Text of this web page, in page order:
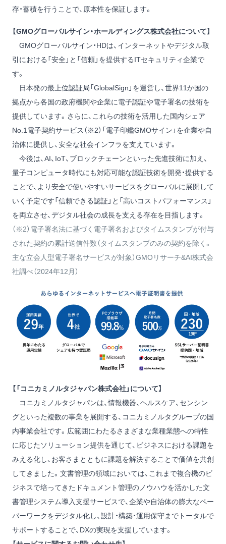
存・蓄積を行うことで、原本性を保証します。
【GMOグローバルサイン・ホールディングス株式会社について】
GMOグローバルサイン・HDは、インターネットやデジタル取
引における「安全」と「信頼」を提供するITセキュリティ企業で
す。
日本発の最上位認証局「GlobalSign」を運営し、世界11か国の
拠点から各国の政府機関や企業に電子認証や電子署名の技術を
提供しています。さらに、これらの技術を活用した国内シェア
No.1電子契約サービス（※2）「電子印鑑GMOサイン」を企業や自
治体に提供し、安全な社会インフラを支えています。
今後は、AI、IoT、ブロックチェーンといった先進技術に加え、
量子コンピュータ時代にも対応可能な認証技術を開発・提供する
ことで、より安全で使いやすいサービスをグローバルに展開して
いく予定です「信頼できる認証」と「高いコストパフォーマンス」
を両立させ、デジタル社会の成長を支える存在を目指します。
（※2）電子署名法に基づく電子署名およびタイムスタンプが付与
された契約の累計送信件数（タイムスタンプのみの契約を除く。
主な立会人型電子署名サービスが対象）GMOリサーチ&AI株式会
社調べ（2024年12月）
【「コニカミノルタジャパン株式会社」について】
コニカミノルタジャパンは、情報機器、ヘルスケア、センシン
グといった複数の事業を展開する、コニカミノルタグループの国
内事業会社です。広範囲にわたるさまざまな業種業態への特性
に応じたソリューション提供を通じて、ビジネスにおける課題を
みえる化し、お客さまとともに課題を解決することで価値を共創
してきました。文書管理の領域においては、これまで複合機のビ
ジネスで培ってきたドキュメント管理のノウハウを活かした文
書管理システム導入支援サービスで、企業や自治体の膨大なペー
パーワークをデジタル化し、設計・構築・運用保守までトータルで
サポートすることで、DXの実現を支援しています。